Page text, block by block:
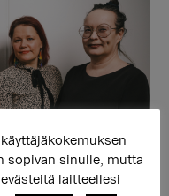
toimi
sopivan sinulle, mutta
laitteellesi